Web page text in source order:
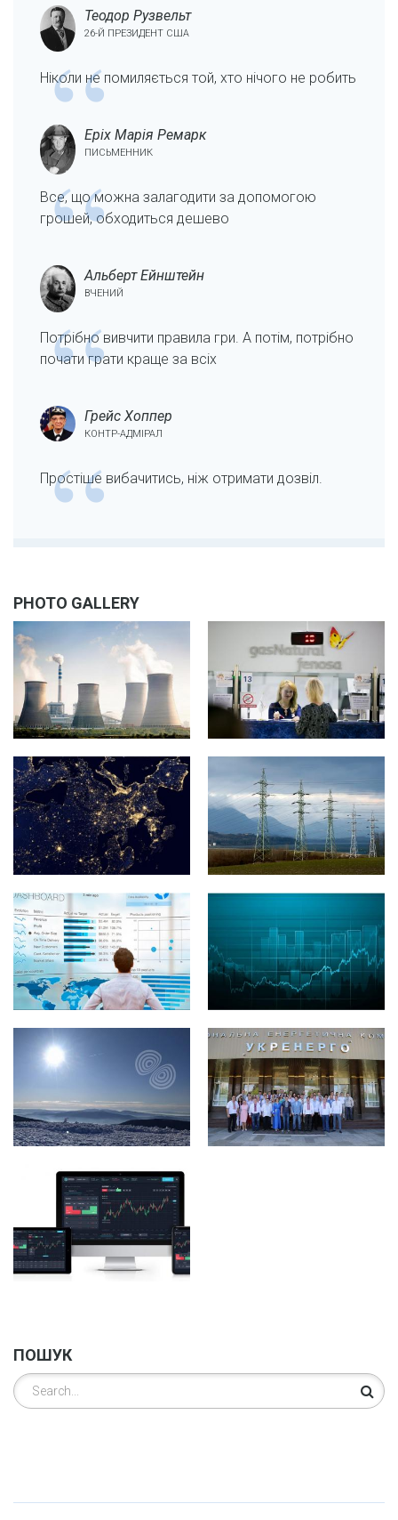
Теодор Рузвельт
26-Й ПРЕЗИДЕНТ США
Ніколи не помиляється той, хто нічого не робить
Еріх Марія Ремарк
ПИСЬМЕННИК
Все, що можна залагодити за допомогою
грошей, обходиться дешево
Альберт Ейнштейн
ВЧЕНИЙ
Потрібно вивчити правила гри. А потім, потрібно
почати грати краще за всіх
Грейс Хоппер
КОНТР-АДМІРАЛ
Простіше вибачитись, ніж отримати дозвіл.
PHOTO GALLERY
ПОШУК
Пошук